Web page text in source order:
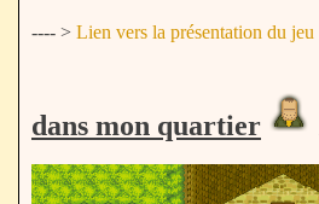
---- > Lien vers la présentation du jeu
dans mon quartier